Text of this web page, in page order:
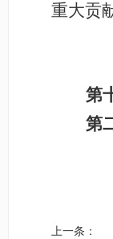
重大贡
第
第
上一条：